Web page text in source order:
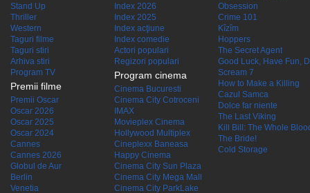
Stand Up
Thriller
Western
Taguri filme
Taguri stiri
Arhiva stiri
Program TV
Premii filme
Premii Oscar
Oscar 2026
Oscar 2025
Oscar 2024
Cannes
Cannes 2026
Globul de Aur
Berlin
Venetia
Index 2026
Index 2025
Index acţiune
Index comedie
Actori populari
Regizori populari
Program cinema
Cinema Bucuresti
Cinema City Cotroceni
IMAX
Movieplex Cinema
Hollywood Multiplex
Cineplexx Baneasa
Happy Cinema
Cinema City Sun Plaza
Cinema City Mega Mall
Cinema City ParkLake
Obsession
Crime 101
Kîzîm
Hoppers
The Secret Agent
Good Luck, Have Fun,
Scream 7
How to Make a Killing
Cazul Samca
Dolce far niente
The Last Viking
Kill Bill: The Whole
The Bride!
Cold Storage